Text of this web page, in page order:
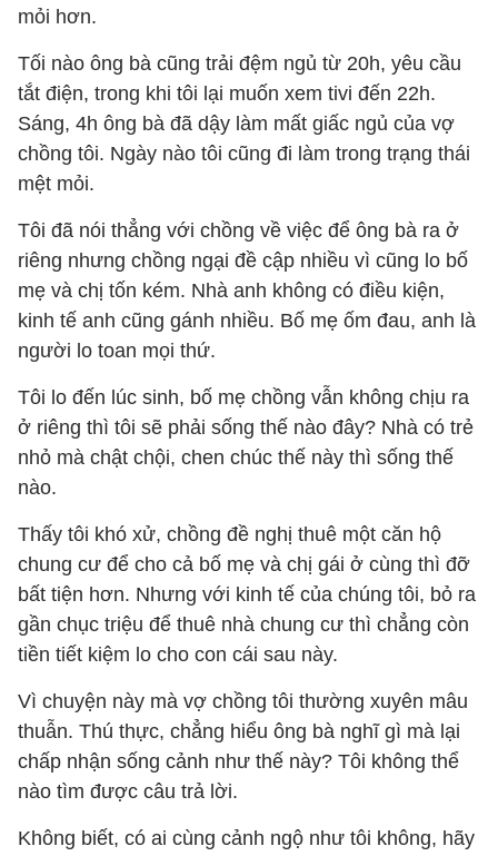
mỏi hơn.
Tối nào ông bà cũng trải đệm ngủ từ 20h, yêu cầu
tắt điện, trong khi tôi lại muốn xem tivi đến 22h.
Sáng, 4h ông bà đã dậy làm mất giấc ngủ của vợ
chồng tôi. Ngày nào tôi cũng đi làm trong trạng thái
mệt mỏi.
Tôi đã nói thẳng với chồng về việc để ông bà ra ở
riêng nhưng chồng ngại đề cập nhiều vì cũng lo bố
mẹ và chị tốn kém. Nhà anh không có điều kiện,
kinh tế anh cũng gánh nhiều. Bố mẹ ốm đau, anh là
người lo toan mọi thứ.
Tôi lo đến lúc sinh, bố mẹ chồng vẫn không chịu ra
ở riêng thì tôi sẽ phải sống thế nào đây? Nhà có trẻ
nhỏ mà chật chội, chen chúc thế này thì sống thế
nào.
Thấy tôi khó xử, chồng đề nghị thuê một căn hộ
chung cư để cho cả bố mẹ và chị gái ở cùng thì đỡ
bất tiện hơn. Nhưng với kinh tế của chúng tôi, bỏ ra
gần chục triệu để thuê nhà chung cư thì chẳng còn
tiền tiết kiệm lo cho con cái sau này.
Vì chuyện này mà vợ chồng tôi thường xuyên mâu
thuẫn. Thú thực, chẳng hiểu ông bà nghĩ gì mà lại
chấp nhận sống cảnh như thế này? Tôi không thể
nào tìm được câu trả lời.
Không biết, có ai cùng cảnh ngộ như tôi không, hãy